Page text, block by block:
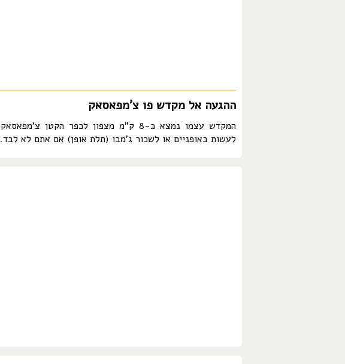
ההגעה אל מקדש פו צ'מפאסאק
לעשות באופניים או לשכור ג'מבו (תלת אופן) אם אתם לא לבד.